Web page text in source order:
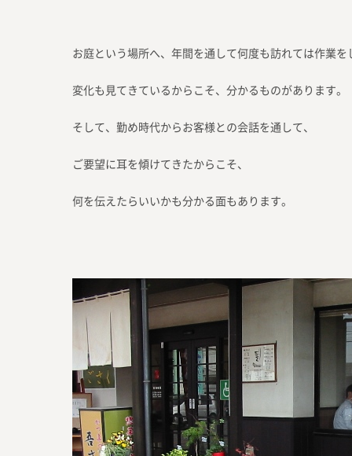
お庭という場所へ、年間を通して何度も訪れては作業を
変化も見てきているからこそ、分かるものがあります。
そして、勤め時代からお客様との会話を通して、
ご要望に耳を傾けてきたからこそ、
何を伝えたらいいかも分かる面もあります。